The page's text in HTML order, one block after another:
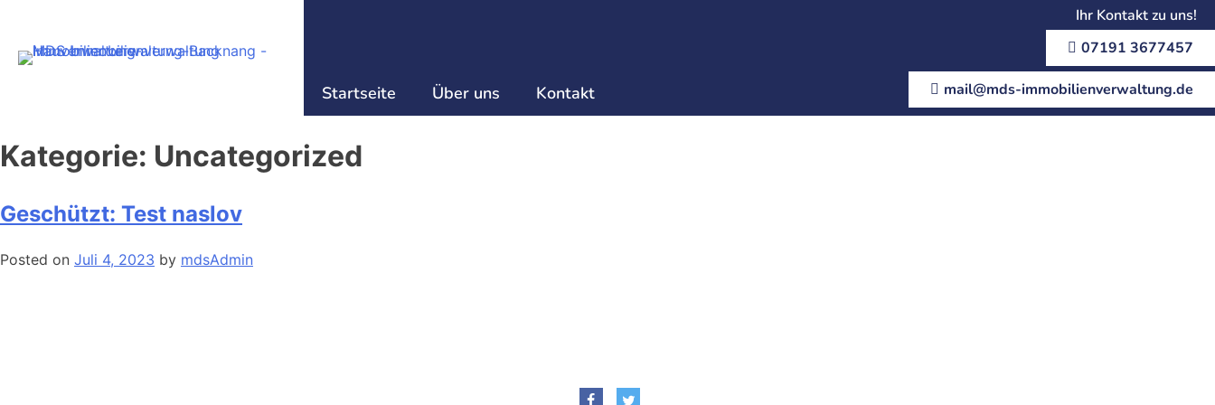
Startseite Über uns Kontakt
Ihr Kontakt zu uns!
07191 3677457
mail@mds-immobilienverwaltung.de
Kategorie: Uncategorized
Geschützt: Test naslov
Posted on Juli 4, 2023 by mdsAdmin